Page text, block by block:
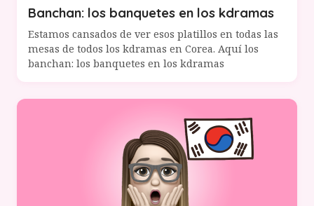
Banchan: los banquetes en los kdramas
Estamos cansados de ver esos platillos en todas las
mesas de todos los kdramas en Corea. Aquí los
banchan: los banquetes en los kdramas